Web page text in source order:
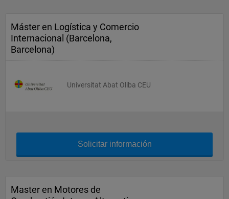
Máster en Logística y Comercio
Internacional (Barcelona,
Barcelona)
Universitat Abat Oliba CEU
Solicitar información
Master en Motores de